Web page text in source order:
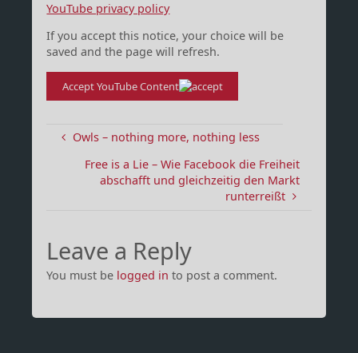
YouTube privacy policy
If you accept this notice, your choice will be
saved and the page will refresh.
Accept YouTube Content
Owls – nothing more, nothing less
Free is a Lie – Wie Facebook die Freiheit
abschafft und gleichzeitig den Markt
runterreißt
Leave a Reply
You must be logged in to post a comment.